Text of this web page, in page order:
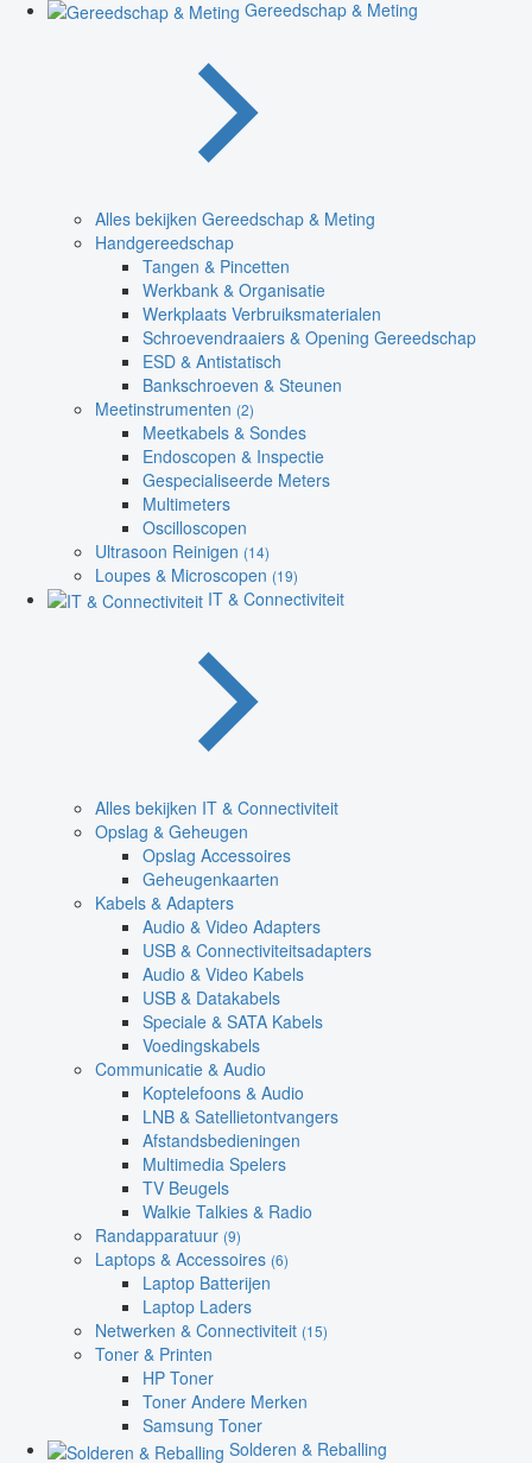
Gereedschap & Meting
Alles bekijken Gereedschap & Meting
Handgereedschap
Tangen & Pincetten
Werkbank & Organisatie
Werkplaats Verbruiksmaterialen
Schroevendraaiers & Opening Gereedschap
ESD & Antistatisch
Bankschroeven & Steunen
Meetinstrumenten (2)
Meetkabels & Sondes
Endoscopen & Inspectie
Gespecialiseerde Meters
Multimeters
Oscilloscopen
Ultrasoon Reinigen (14)
Loupes & Microscopen (19)
IT & Connectiviteit
Alles bekijken IT & Connectiviteit
Opslag & Geheugen
Opslag Accessoires
Geheugenkaarten
Kabels & Adapters
Audio & Video Adapters
USB & Connectiviteitsadapters
Audio & Video Kabels
USB & Datakabels
Speciale & SATA Kabels
Voedingskabels
Communicatie & Audio
Koptelefoons & Audio
LNB & Satellietontvangers
Afstandsbedieningen
Multimedia Spelers
TV Beugels
Walkie Talkies & Radio
Randapparatuur (9)
Laptops & Accessoires (6)
Laptop Batterijen
Laptop Laders
Netwerken & Connectiviteit (15)
Toner & Printen
HP Toner
Toner Andere Merken
Samsung Toner
Solderen & Reballing